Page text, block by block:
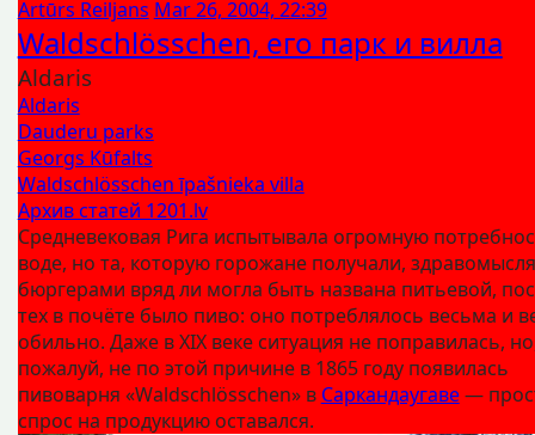
Artūrs Reiljans Mar 26, 2004, 22:39
Waldschlösschen, его парк и вилла
Aldaris
Aldaris
Dauderu parks
Georgs Kūfalts
Waldschlösschen īpašnieka villa
Архив статей 1201.lv
Средневековая Рига испытывала огромную
воде, но та, которую горожане получали,
бюргерами вряд ли могла быть названа питьевой,
тех в почёте было пиво: оно потреблялось весьма и
обильно. Даже в XIX веке ситуация не поправилась,
пожалуй, не по этой причине в 1865 году появилась
пивоварня «Waldschlösschen» в Саркандаугаве—
спрос на продукцию оставался.